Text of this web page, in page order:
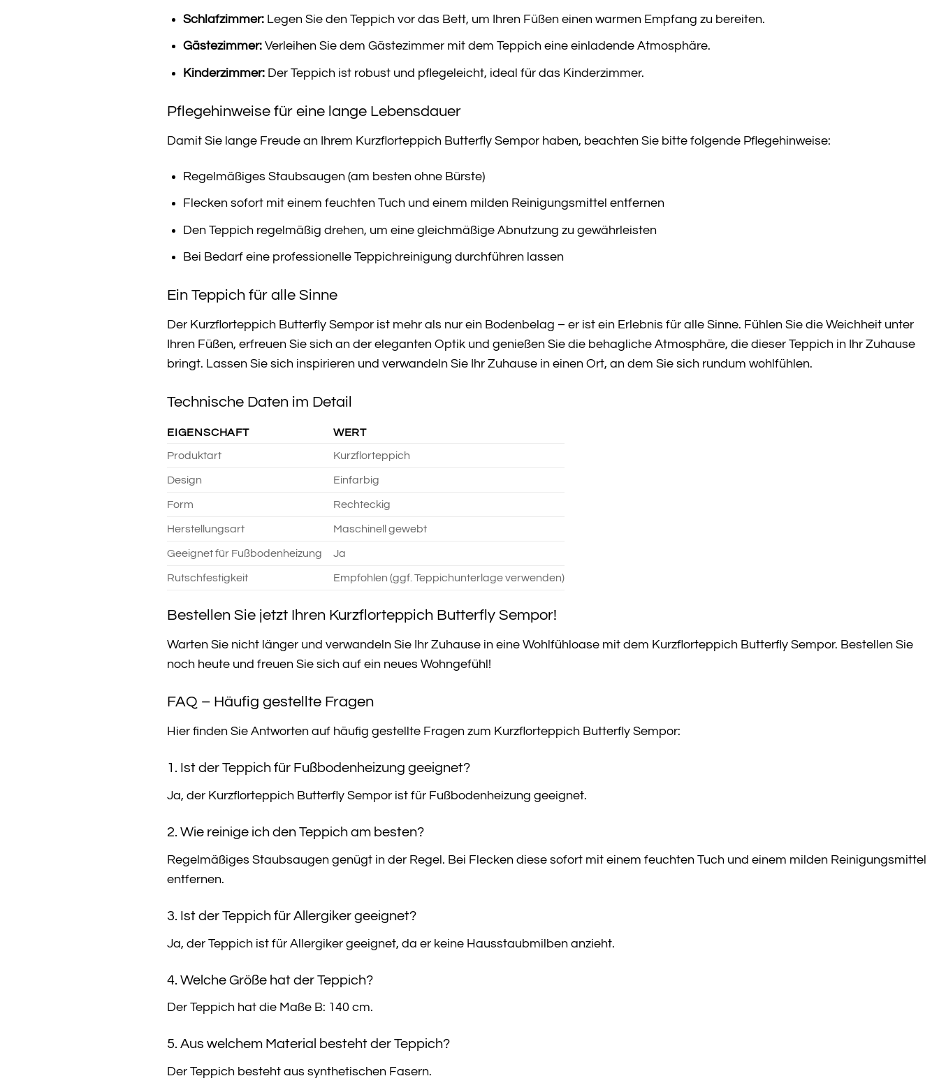
Schlafzimmer:Legen Sie den Teppich vor das Bett, um Ihren Füßen einen warmen Empfang zu bereiten.
Gästezimmer:Verleihen Sie dem Gästezimmer mit dem Teppich eine einladende Atmosphäre.
Kinderzimmer:Der Teppich ist robust und pflegeleicht, ideal für das Kinderzimmer.
Pflegehinweise für eine lange Lebensdauer
Damit Sie lange Freude an Ihrem Kurzflorteppich Butterfly Sempor haben, beachten Sie bitte folgende Pflegehinweise:
Regelmäßiges Staubsaugen (am besten ohne Bürste)
Flecken sofort mit einem feuchten Tuch und einem milden Reinigungsmittel entfernen
Den Teppich regelmäßig drehen, um eine gleichmäßige Abnutzung zu gewährleisten
Bei Bedarf eine professionelle Teppichreinigung durchführen lassen
Ein Teppich für alle Sinne
Der Kurzflorteppich Butterfly Sempor ist mehr als nur ein Bodenbelag – er ist ein Erlebnis für alle Sinne. Fühlen Sie die Weichheit unter
Ihren Füßen, erfreuen Sie sich an der eleganten Optik und genießen Sie die behagliche Atmosphäre, die dieser Teppich in Ihr Zuhause
bringt. Lassen Sie sich inspirieren und verwandeln Sie Ihr Zuhause in einen Ort, an dem Sie sich rundum wohlfühlen.
Technische Daten im Detail
EIGENSCHAFT WERT
Produktart Kurzflorteppich
Design Einfarbig
Form Rechteckig
Herstellungsart Maschinell gewebt
Geeignet für Fußbodenheizung Ja
Rutschfestigkeit Empfohlen (ggf. Teppichunterlage verwenden)
Bestellen Sie jetzt Ihren Kurzflorteppich Butterfly Sempor!
Warten Sie nicht länger und verwandeln Sie Ihr Zuhause in eine Wohlfühloase mit dem Kurzflorteppich Butterfly Sempor. Bestellen Sie
noch heute und freuen Sie sich auf ein neues Wohngefühl!
FAQ – Häufig gestellte Fragen
Hier finden Sie Antworten auf häufig gestellte Fragen zum Kurzflorteppich Butterfly Sempor:
1. Ist der Teppich für Fußbodenheizung geeignet?
Ja, der Kurzflorteppich Butterfly Sempor ist für Fußbodenheizung geeignet.
2. Wie reinige ich den Teppich am besten?
Regelmäßiges Staubsaugen genügt in der Regel. Bei Flecken diese sofort mit einem feuchten Tuch und einem milden Reinigungsmittel
entfernen.
3. Ist der Teppich für Allergiker geeignet?
Ja, der Teppich ist für Allergiker geeignet, da er keine Hausstaubmilben anzieht.
4. Welche Größe hat der Teppich?
Der Teppich hat die Maße B: 140 cm.
5. Aus welchem Material besteht der Teppich?
Der Teppich besteht aus synthetischen Fasern.